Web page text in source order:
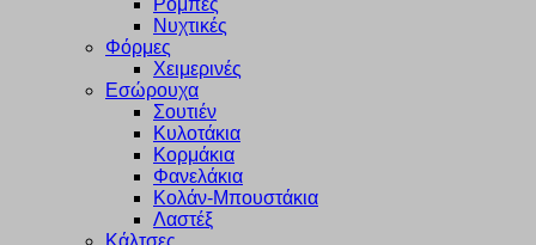
Ρόμπες
Νυχτικές
Φόρμες
Χειμερινές
Εσώρουχα
Σουτιέν
Κυλοτάκια
Κορμάκια
Φανελάκια
Κολάν-Μπουστάκια
Λαστέξ
Κάλτσες